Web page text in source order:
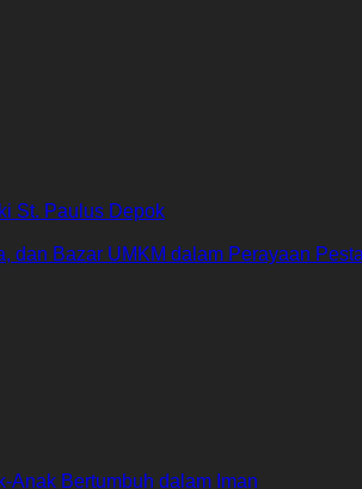
St. Paulus Depok
dan Bazar UMKM dalam Perayaan
Anak Bertumbuh dalam Iman